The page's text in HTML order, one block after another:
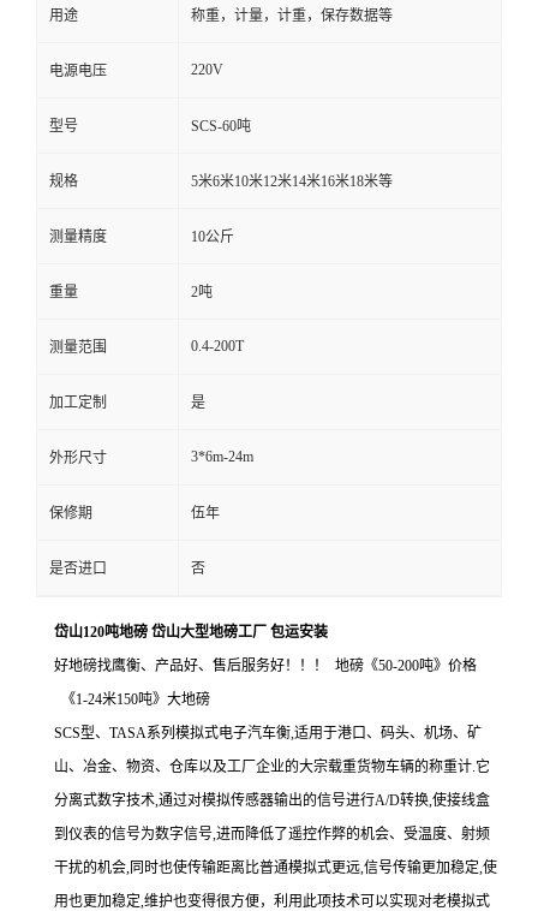
用途 称重，计量，计重，保存数据等
电源电压 220V
型号 SCS-60吨
规格 5米6米10米12米14米16米18米等
测量精度 10公斤
重量 2吨
测量范围 0.4-200T
加工定制 是
外形尺寸 3*6m-24m
保修期 伍年
是否进口 否
岱山120吨地磅 岱山大型地磅工厂 包运安装
好地磅找鹰衡、产品好、售后服务好！！！ 地磅《50-200吨》价格
《1-24米150吨》大地磅
SCS型、TASA系列模拟式电子汽车衡,适用于港口、码头、机场、矿
山、冶金、物资、仓库以及工厂企业的大宗载重货物车辆的称重计.它
分离式数字技术,通过对模拟传感器输出的信号进行A/D转换,使接线盒
到仪表的信号为数字信号,进而降低了遥控作弊的机会、受温度、射频
干扰的机会,同时也使传输距离比普通模拟式更远,信号传输更加稳定,使
用也更加稳定,维护也变得很方便，利用此项技术可以实现对老模拟式